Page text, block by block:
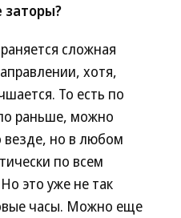
сложная
хотя,
То есть по
раньше, можно
везде, но в любом
по всем
это уже не так
часы. Можно еще